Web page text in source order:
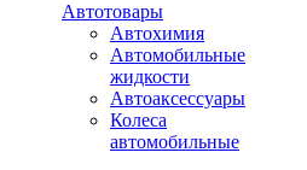
Автотовары
Автохимия
Автомобильные
жидкости
Автоаксессуары
Колеса
автомобильные